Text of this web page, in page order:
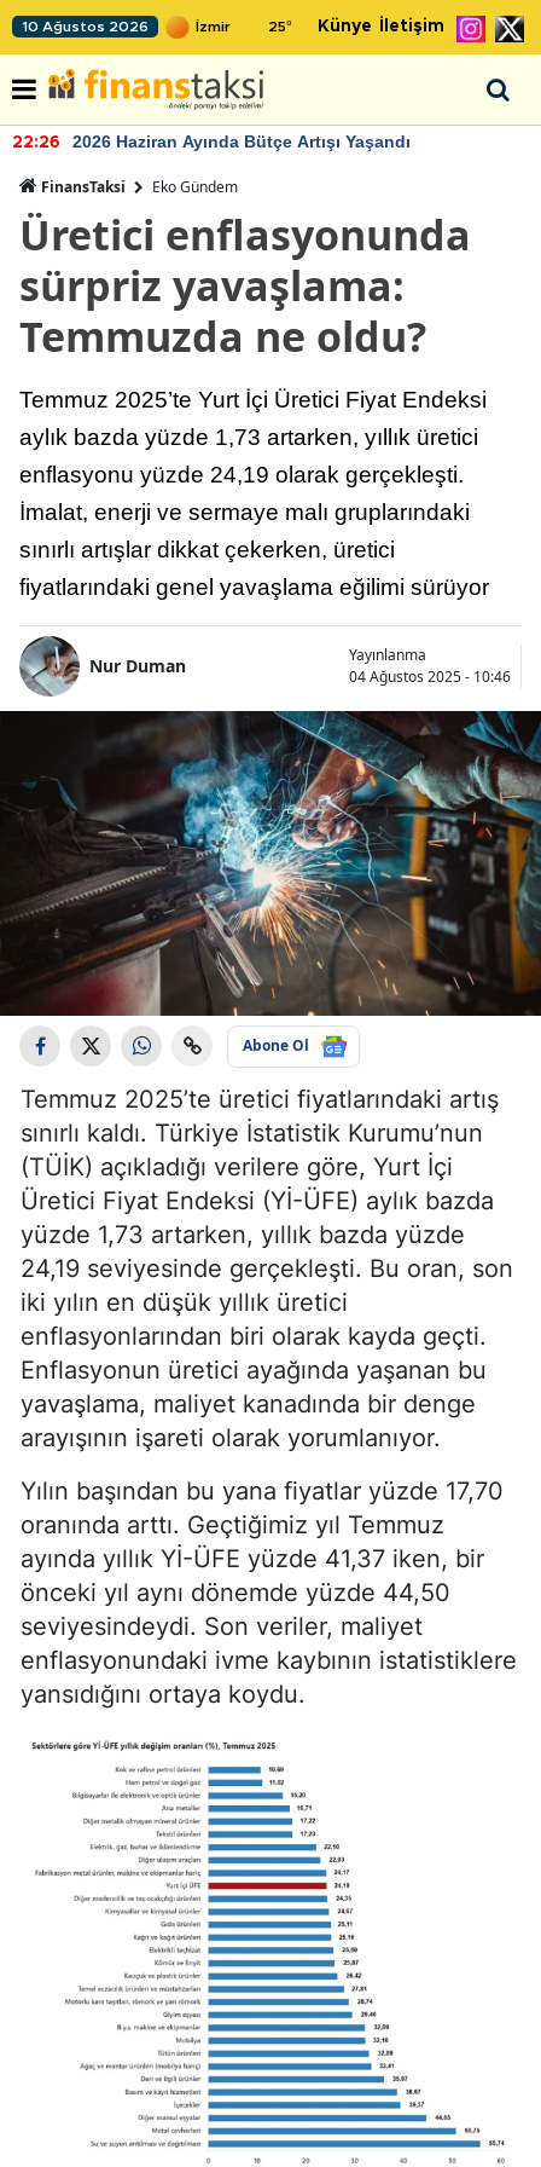
10 Ağustos 2026 25° Künye İletişim
22:26 2026 Haziran Ayında Bütçe Artışı Yaşandı
FinansTaksi Eko Gündem
Üretici enflasyonunda
sürpriz yavaşlama:
Temmuzda ne oldu?
Temmuz 2025’te Yurt İçi Üretici Fiyat Endeksi
aylık bazda yüzde 1,73 artarken, yıllık üretici
enflasyonu yüzde 24,19 olarak gerçekleşti.
İmalat, enerji ve sermaye malı gruplarındaki
sınırlı artışlar dikkat çekerken, üretici
fiyatlarındaki genel yavaşlama eğilimi sürüyor
Nur Duman
Yayınlanma
04 Ağustos 2025 - 10:46
Abone Ol
Temmuz 2025’te üretici fiyatlarındaki artış
sınırlı kaldı. Türkiye İstatistik Kurumu’nun
(TÜİK) açıkladığı verilere göre, Yurt İçi
Üretici Fiyat Endeksi (Yİ-ÜFE) aylık bazda
yüzde 1,73 artarken, yıllık bazda yüzde
24,19 seviyesinde gerçekleşti. Bu oran, son
iki yılın en düşük yıllık üretici
enflasyonlarından biri olarak kayda geçti.
Enflasyonun üretici ayağında yaşanan bu
yavaşlama, maliyet kanadında bir denge
arayışının işareti olarak yorumlanıyor.
Yılın başından bu yana fiyatlar yüzde 17,70
oranında arttı. Geçtiğimiz yıl Temmuz
ayında yıllık Yİ-ÜFE yüzde 41,37 iken, bir
önceki yıl aynı dönemde yüzde 44,50
seviyesindeydi. Son veriler, maliyet
enflasyonundaki ivme kaybının istatistiklere
yansıdığını ortaya koydu.